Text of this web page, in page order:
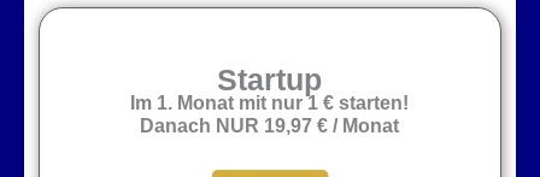
Startup
Im 1. Monat mit nur 1 € starten!
Danach NUR 19,97 € / Monat